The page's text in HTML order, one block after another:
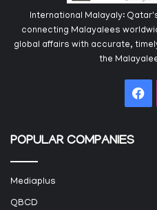
International Malayaly:
connecting Malayalees
global affairs with accurate,
the
POPULAR COMPANIES
Mediaplus
QBCD